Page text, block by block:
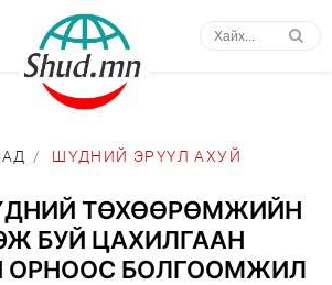
/ ШҮДНИЙ ЭРҮҮЛ АХУЙ
ТӨХӨӨРӨМЖИЙН
БУЙ ЦАХИЛГААН
ОРНООС БОЛГООМЖИЛ